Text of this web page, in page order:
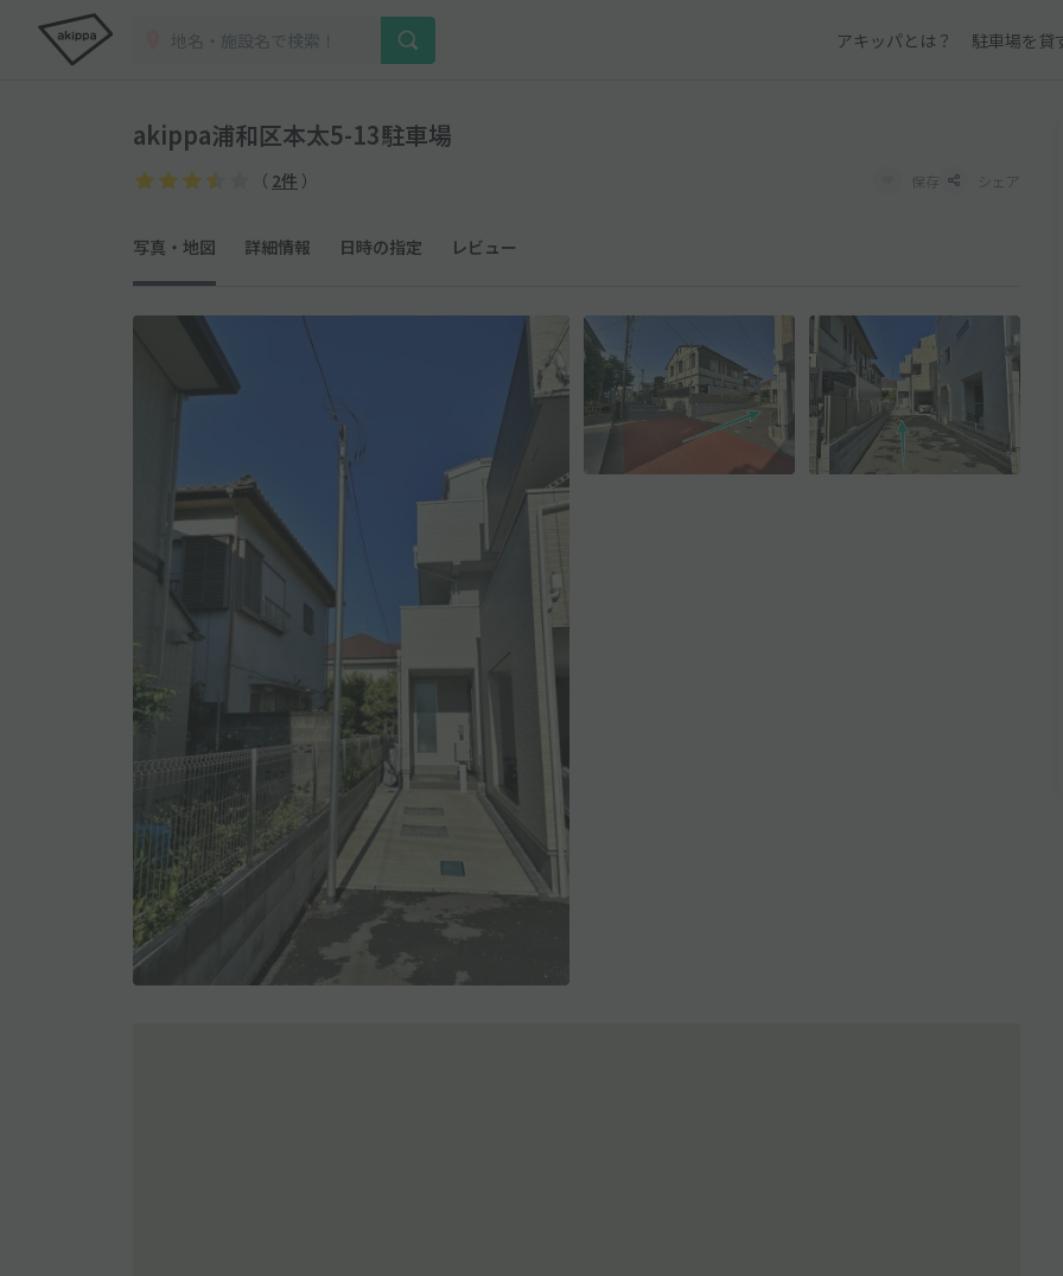
アキッパとは？ 駐車場を貸
akippa浦和区本太5-13駐車場
（ 2件 ） 保存 シェア
写真・地図 詳細情報 日時の指定 レビュー